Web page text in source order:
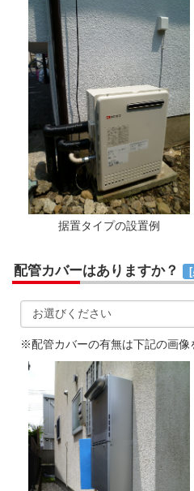
据置タイプの設置例
配管カバーはありますか？
※配管カバーの有無は下記の画像